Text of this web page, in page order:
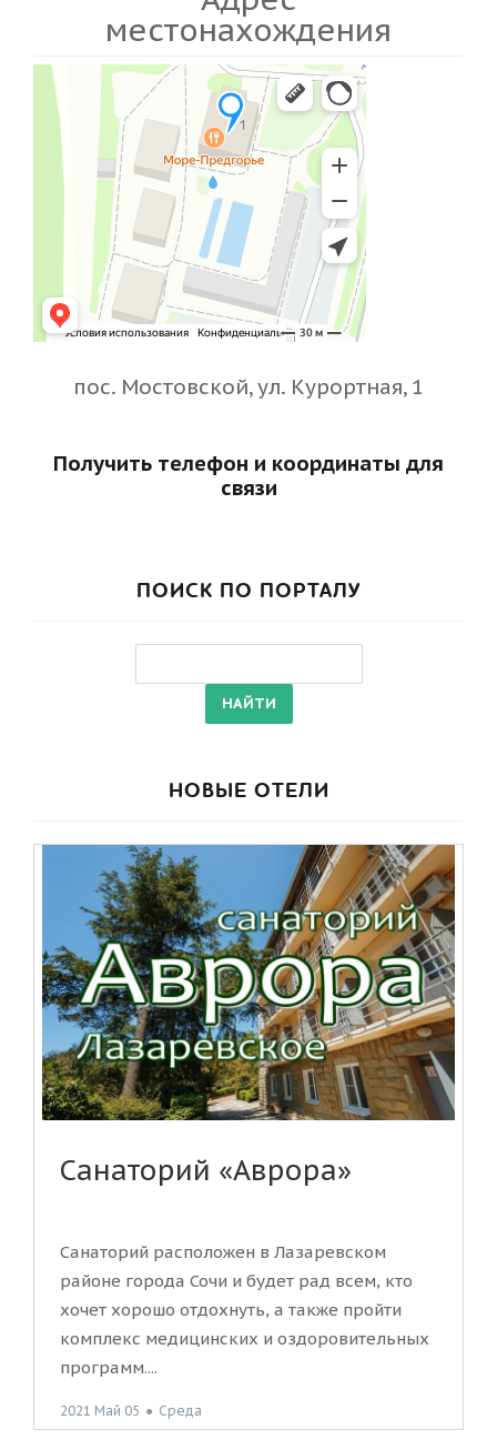
местонахождения
пос. Мостовской, ул. Курортная, 1
Получить телефон и координаты для
связи
ПОИСК ПО ПОРТАЛУ
НОВЫЕ ОТЕЛИ
Санаторий «Аврора»
Санаторий расположен в Лазаревском
районе города Сочи и будет рад всем, кто
хочет хорошо отдохнуть, а также пройти
комплекс медицинских и оздоровительных
программ....
2021 Май 05 ● Среда